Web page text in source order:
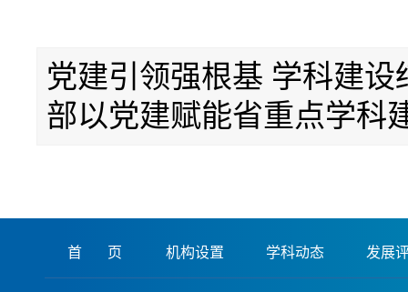
党建引领强根基 学科建
部以党建赋能省重点学科
首 页 机构设置 学科动态 发展